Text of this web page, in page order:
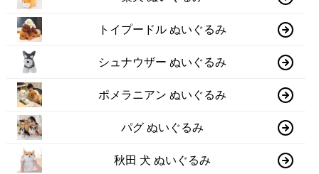
トイプードル ぬいぐるみ
シュナウザー ぬいぐるみ
ポメラニアン ぬいぐるみ
パグ ぬいぐるみ
秋田 犬 ぬいぐるみ